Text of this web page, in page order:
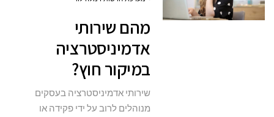
מהם שירותי
אדמיניסטרציה
במיקור חוץ?
שירותי אדמיניסטרציה בעסקים
מנוהלים לרוב על ידי פקידה או